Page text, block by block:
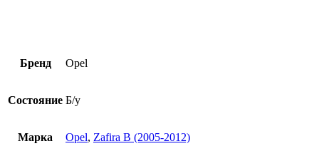
Бренд Opel
Состояние Б/у
Марка Opel, Zafira B (2005-2012)